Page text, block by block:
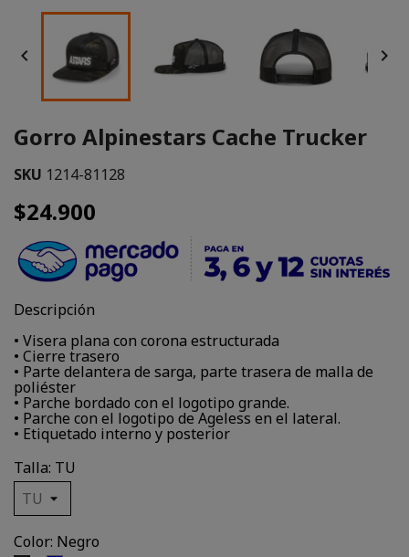
 
Gorro Alpinestars Cache Trucker
SKU 1214-81128
$24.900
Descripción
• Visera plana con corona estructurada
• Cierre trasero
• Parte delantera de sarga, parte trasera de malla de
poliéster
• Parche bordado con el logotipo grande.
• Parche con el logotipo de Ageless en el lateral.
• Etiquetado interno y posterior
Talla: TU
Color: Negro